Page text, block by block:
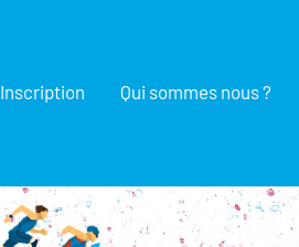
Inscription Qui sommes nous ?